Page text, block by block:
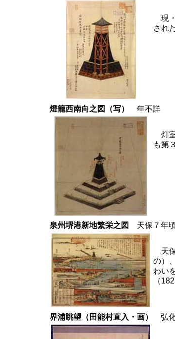
現
され
燈籠西南向之図（写） 年不詳
灯
も第
泉州堺港新地繁栄之図 天保７年
天
の）
わい
（
界浦眺望（田能村直入・画） 弘